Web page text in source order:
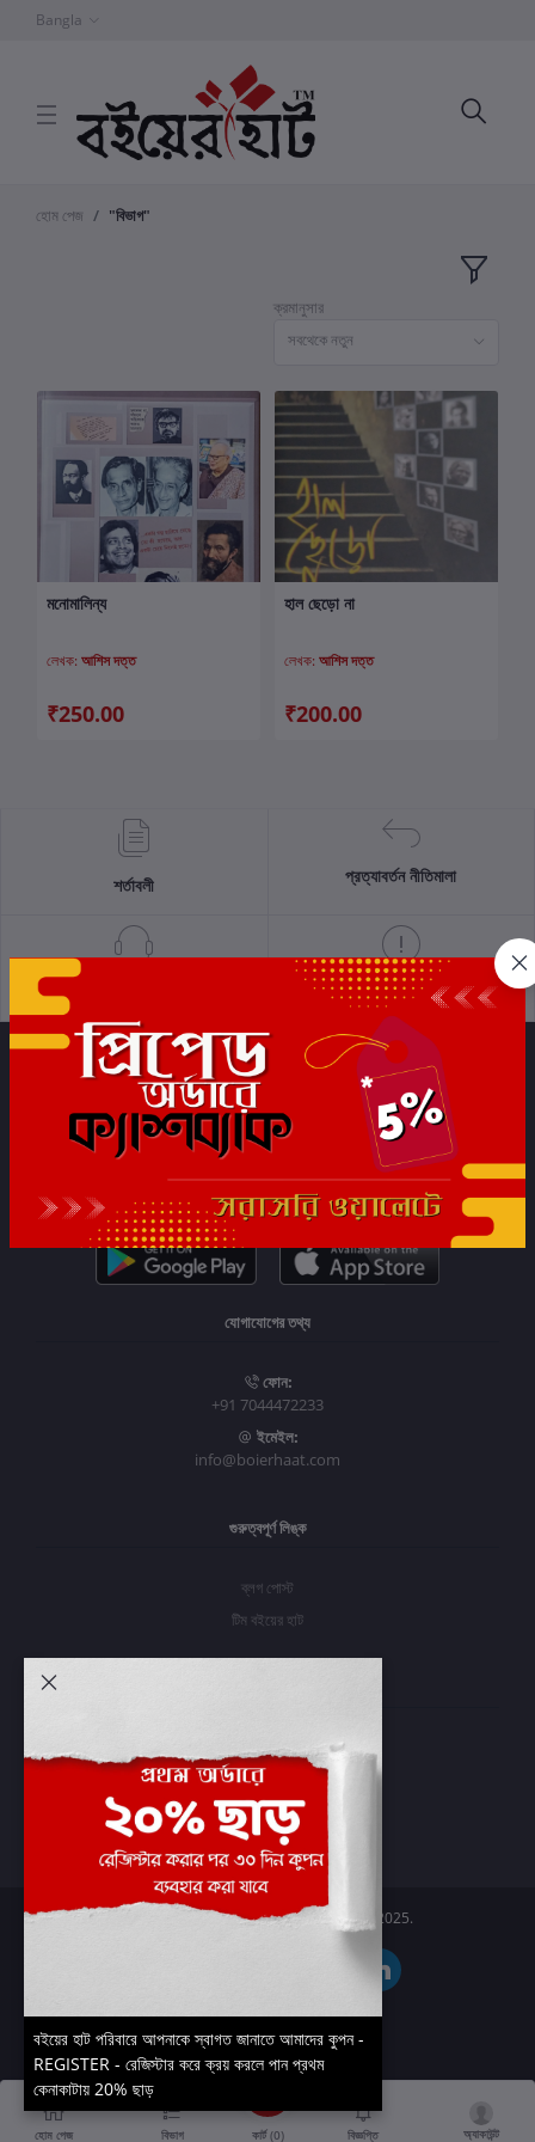
Bangla
হোম পেজ "বিভাগ"
ক্রমানুসার
সবথেকে নতুন
মনোমালিন্য
লেখক: আশিস দত্ত
₹250.00
কার্টে যোগ করুন
হাল ছেড়ো না
লেখক: আশিস দত্ত
₹200.00
শর্তাবলী প্রত্যাবর্তন নীতিমালা
গোপনীয়তা নীতি
সাবস্ক্রাইব
যোগাযোগের তথ্য
ফোন:
+91 7044472233
ইমেইল:
info@boierhaat.com
গুরুত্বপূর্ণ লিঙ্ক
ব্লগ পোস্ট
টিম বইয়ের হাট
প্রবেশ করুন
অর্ডার ইতিহাস
আমার ইচ্ছাগুলি
অর্ডার ট্র্যাকিং
Boier Haat™ | © All rights reserved 2025.
হোম পেজ বিভাগ কার্ট (0) বিজ্ঞপ্তি অ্যাকাউন্ট
বইয়ের হাট পরিবারে আপনাকে স্বাগত জানাতে আমাদের কুপন -
REGISTER - রেজিস্টার করে ক্রয় করলে পান প্রথম
কেনাকাটায় 20% ছাড়